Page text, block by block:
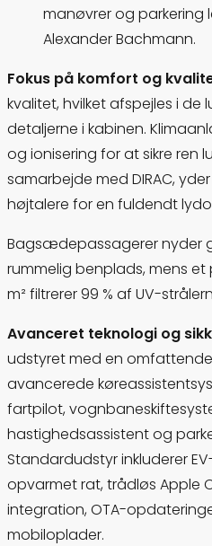
manøvrer og parkering
Alexander Bachmann.
Fokus på komfort og
kvalitet, hvilket afspejles i de
detaljerne i kabinen.
og ionisering for at sikre ren
samarbejde med DIRAC,
højtalere for en fuldendt
Bagsædepassagerer
rummelig benplads, mens
m² filtrerer 99 % af UV-
Avanceret teknologi og
udstyret med en
avancerede
fartpilot,
hastighedsassistent og
Standardudstyr inkluderer
opvarmet rat, trådløs Apple
integration, OTA-
mobiloplader.